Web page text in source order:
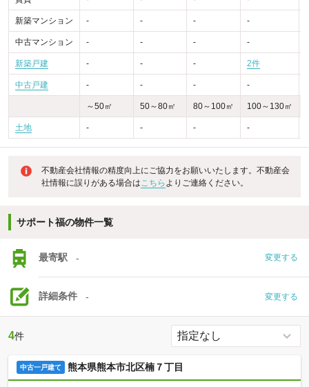
新築マンション - - - -
中古マンション - - - -
新築戸建 - - - 2件
中古戸建 - - - -
～50㎡ 50～80㎡ 80～100㎡ 100～130㎡
土地 - - - -
不動産会社情報の精度向上にご協力をお願いいたします。不動産会
社情報に誤りがある場合はこちら よりご連絡ください。
サポート福の物件一覧
最寄駅 - 変更する
詳細条件 - 変更する
4件
中古一戸建て 熊本県熊本市北区楠７丁目